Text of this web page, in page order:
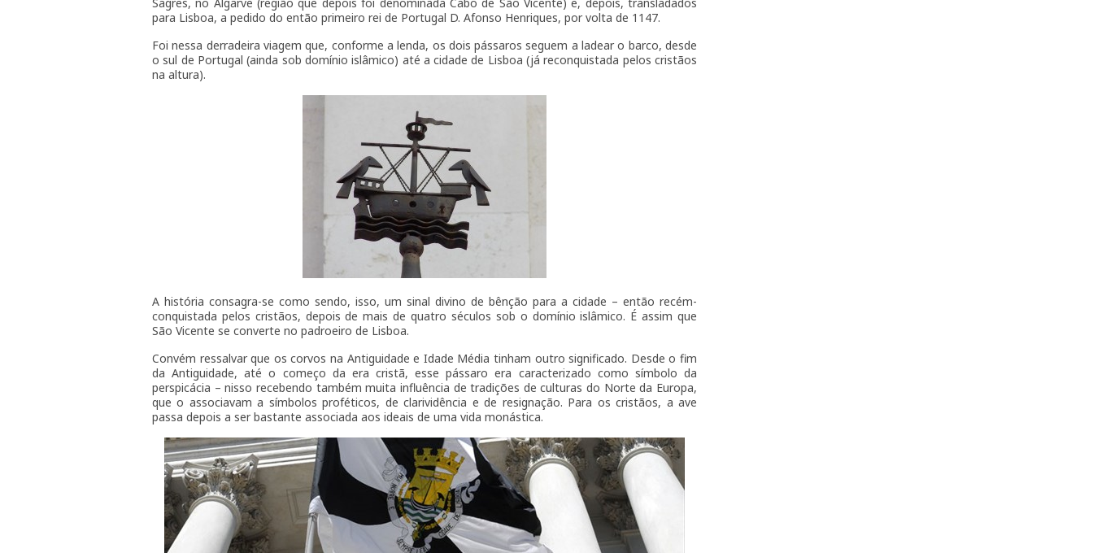
para Lisboa, a pedido do então primeiro rei de Portugal D. Afonso Henriques, por volta de 1147.
Foi nessa derradeira viagem que, conforme a lenda, os dois pássaros seguem a ladear o barco, desde
o sul de Portugal (ainda sob domínio islâmico) até a cidade de Lisboa (já reconquistada pelos cristãos
na altura).
A história consagra-se como sendo, isso, um sinal divino de bênção para a cidade – então recém-
conquistada pelos cristãos, depois de mais de quatro séculos sob o domínio islâmico. É assim que
São Vicente se converte no padroeiro de Lisboa.
Convém ressalvar que os corvos na Antiguidade e Idade Média tinham outro significado. Desde o fim
da Antiguidade, até o começo da era cristã, esse pássaro era caracterizado como símbolo da
perspicácia – nisso recebendo também muita influência de tradições de culturas do Norte da Europa,
que o associavam a símbolos proféticos, de clarividência e de resignação. Para os cristãos, a ave
passa depois a ser bastante associada aos ideais de uma vida monástica.